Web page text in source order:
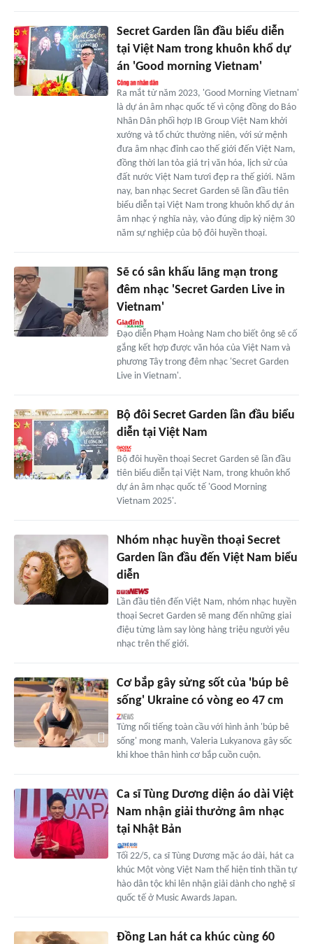
Secret Garden lần đầu biểu diễn
tại Việt Nam trong khuôn khổ dự
án 'Good morning Vietnam'
Ra mắt từ năm 2023, 'Good Morning Vietnam'
là dự án âm nhạc quốc tế vì cộng đồng do Báo
Nhân Dân phối hợp IB Group Việt Nam khởi
xướng và tổ chức thường niên, với sứ mệnh
đưa âm nhạc đỉnh cao thế giới đến Việt Nam,
đồng thời lan tỏa giá trị văn hóa, lịch sử của
đất nước Việt Nam tươi đẹp ra thế giới. Năm
nay, ban nhạc Secret Garden sẽ lần đầu tiên
biểu diễn tại Việt Nam trong khuôn khổ dự án
âm nhạc ý nghĩa này, vào đúng dịp kỷ niệm 30
năm sự nghiệp của bộ đôi huyền thoại.
Sẽ có sân khấu lãng mạn trong
đêm nhạc 'Secret Garden Live in
Vietnam'
Đạo diễn Phạm Hoàng Nam cho biết ông sẽ cố
gắng kết hợp được văn hóa của Việt Nam và
phương Tây trong đêm nhạc 'Secret Garden
Live in Vietnam'.
Bộ đôi Secret Garden lần đầu biểu
diễn tại Việt Nam
Bộ đôi huyền thoại Secret Garden sẽ lần đầu
tiên biểu diễn tại Việt Nam, trong khuôn khổ
dự án âm nhạc quốc tế 'Good Morning
Vietnam 2025'.
Nhóm nhạc huyền thoại Secret
Garden lần đầu đến Việt Nam biểu
diễn
Lần đầu tiên đến Việt Nam, nhóm nhạc huyền
thoại Secret Garden sẽ mang đến những giai
điệu từng làm say lòng hàng triệu người yêu
nhạc trên thế giới.
Cơ bắp gây sửng sốt của 'búp bê
sống' Ukraine có vòng eo 47 cm
Từng nổi tiếng toàn cầu với hình ảnh 'búp bê
sống' mong manh, Valeria Lukyanova gây sốc
khi khoe thân hình cơ bắp cuồn cuộn.
Ca sĩ Tùng Dương diện áo dài Việt
Nam nhận giải thưởng âm nhạc
tại Nhật Bản
Tối 22/5, ca sĩ Tùng Dương mặc áo dài, hát ca
khúc Một vòng Việt Nam thể hiện tinh thần tự
hào dân tộc khi lên nhận giải dành cho nghệ sĩ
quốc tế ở Music Awards Japan.
Đồng Lan hát ca khúc cùng 60